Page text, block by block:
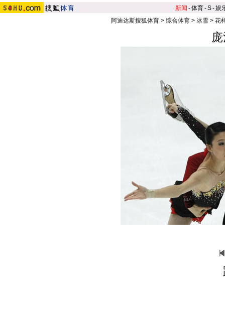
新闻 -体育-S-娱
阿迪达斯搜狐体育> 综合体育> 冰雪> 花